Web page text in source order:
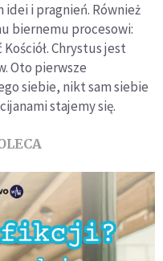
idei i pragnień. Również
biernemu procesowi:
Chrystus jest
Oto pierwsze
siebie, nikt sam siebie
stajemy się.